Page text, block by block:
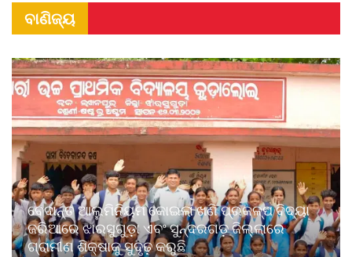
ବାଣିଜ୍ୟ
ବେଦାନ୍ତ ଆଲୁମିନିୟମ କୋଇଲା ଖଣି ପ୍ରକଳ୍ପ ବିଦ୍ୟା
ଜରିଆରେ ଝାରସୁଗୁଡ଼ା ଏବଂ ସୁନ୍ଦରଗଡ଼ ଜିଲ୍ଲାରେ
ଗ୍ରାମୀଣ ଶିକ୍ଷାକୁ ସୁଦୃଢ଼ କରୁଛି